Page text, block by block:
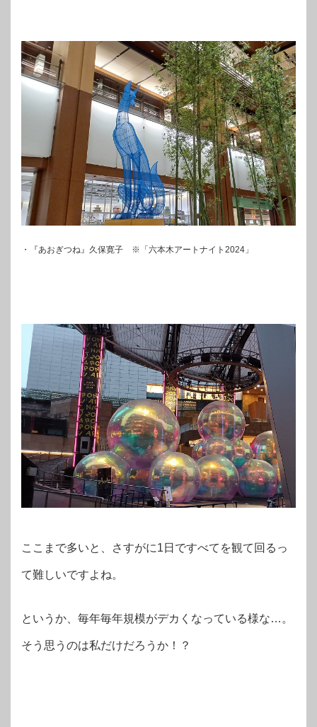
・『あおぎつね』久保寛子 ※「六本木アートナイト2024」
ここまで多いと、さすがに1日ですべてを観て回るっ
て難しいですよね。
というか、毎年毎年規模がデカくなっている様な…。
そう思うのは私だけだろうか！？